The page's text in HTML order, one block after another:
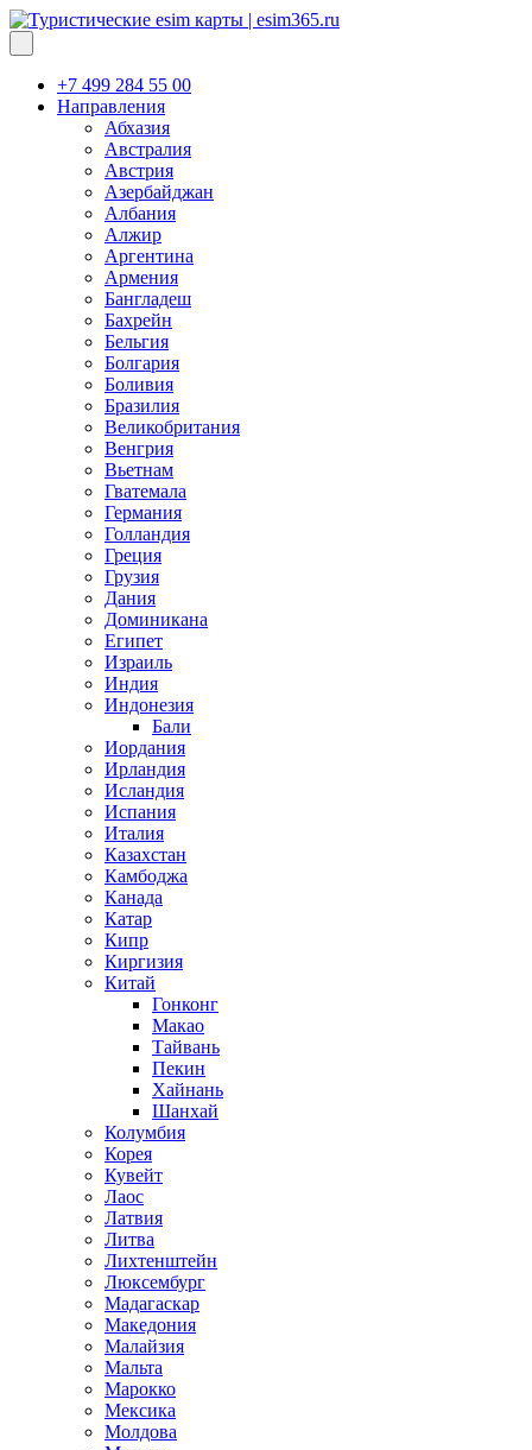
+7 499 284 55 00
Направления
Абхазия
Австралия
Австрия
Азербайджан
Албания
Алжир
Аргентина
Армения
Бангладеш
Бахрейн
Бельгия
Болгария
Боливия
Бразилия
Великобритания
Венгрия
Вьетнам
Гватемала
Германия
Голландия
Греция
Грузия
Дания
Доминикана
Египет
Израиль
Индия
Индонезия
Бали
Иордания
Ирландия
Исландия
Испания
Италия
Казахстан
Камбоджа
Канада
Катар
Кипр
Киргизия
Китай
Гонконг
Макао
Тайвань
Пекин
Хайнань
Шанхай
Колумбия
Корея
Кувейт
Лаос
Латвия
Литва
Лихтенштейн
Люксембург
Мадагаскар
Македония
Малайзия
Мальта
Марокко
Мексика
Молдова